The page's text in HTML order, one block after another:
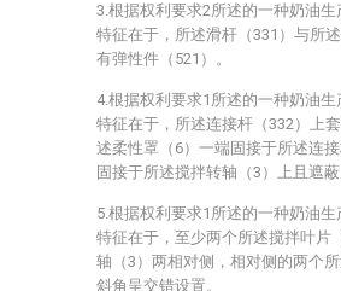
3.根据权利要求2所述的一种奶油
特征在于，所述滑杆（331）与所
有弹性件（521）。
4.根据权利要求1所述的一种奶油
特征在于，所述连接杆（332）上
述柔性罩（6）一端固接于所述连
固接于所述搅拌转轴（3）上且遮蔽
5.根据权利要求1所述的一种奶油
特征在于，至少两个所述搅拌叶片
轴（3）两相对侧，相对侧的两个
斜角呈交错设置。